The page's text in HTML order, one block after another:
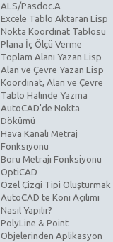
ALS/Pasdoc.A
Excele Tablo Aktaran Lisp
Nokta Koordinat Tablosu
Plana İç Ölçü Verme
Toplam Alanı Yazan Lisp
Alan ve Çevre Yazan Lisp
Koordinat, Alan ve Çevre
Tablo Halinde Yazma
AutoCAD'de Nokta
Dökümü
Hava Kanalı Metraj
Fonksiyonu
Boru Metrajı Fonksiyonu
OptiCAD
Özel Çizgi Tipi Oluşturmak
AutoCAD te Koni Açılımı
Nasıl Yapılır?
PolyLine & Point
Objelerinden Aplikasyon